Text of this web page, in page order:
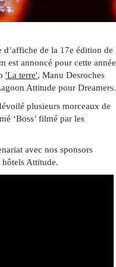
de la 17e édition de
est annoncé pour cette année
'La terre', Manu Desroches
Attitude pour Dreamers.
plusieurs morceaux de
‘Boss’ filmé par les
avec nos sponsors
Attitude.